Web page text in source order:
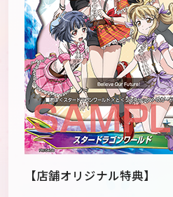
【店舗オリジナル特典】